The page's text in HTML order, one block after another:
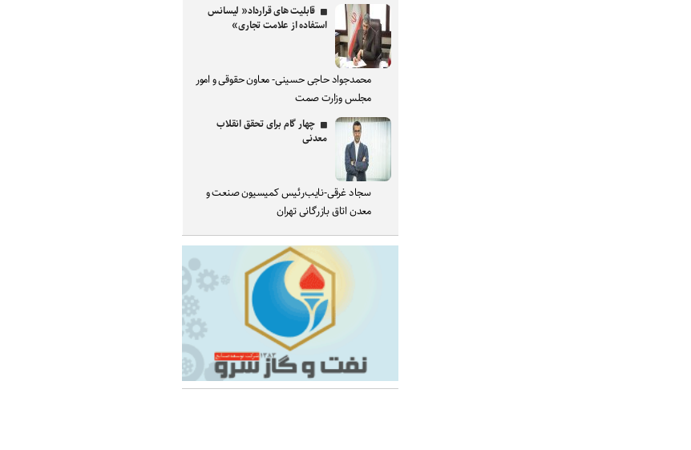
قابلیت های قرارداد« لیسانس
استفاده از علامت تجاری»
محمدجواد حاجی حسینی- معاون حقوقی و امور
مجلس وزارت صمت
چهار گام برای تحقق انقلاب
معدنی
سجاد غرقی-نایب‌رئیس کمیسیون صنعت و
معدن اتاق بازرگانی تهران